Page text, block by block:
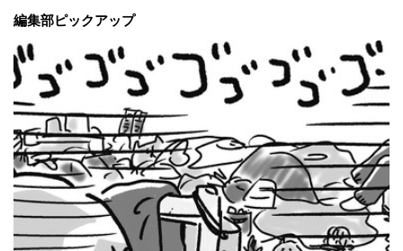
編集部ピックアップ